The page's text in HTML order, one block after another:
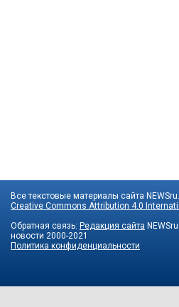
Все текстовые материалы сайта
Creative Commons Attribution 4.0
Обратная связь: Редакция сайта
новости 2000-2021
Политика конфиденциальности